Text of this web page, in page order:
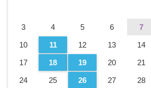
3
4 5 6 7
10 11 12 13 14
17 18 19 20 21
24 25 26 27 28